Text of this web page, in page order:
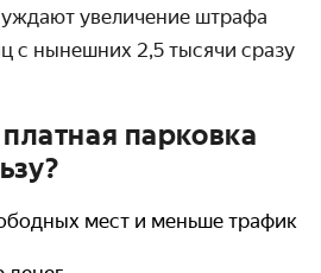
увеличение штрафа
с нынешних 2,5 тысячи сразу
парковка
мест и меньше трафик